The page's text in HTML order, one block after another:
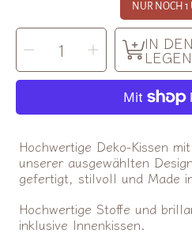
NUR NOCH 1
MENGE
AUSWÄHLEN
Menge
für
Textilwerk
|
Kissen
verringern
Menge
für
|
Kissen
Hola
erhöhen
IN
LEGEN
Hochwertige Deko-Kissen
unserer ausgewählten
gefertigt, stilvoll und Made
Hochwertige Stoffe und
inklusive Innenkissen.